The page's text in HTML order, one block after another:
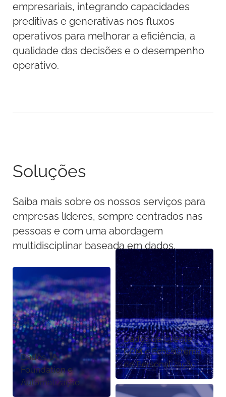
empresariais, integrando capacidades
preditivas e generativas nos fluxos
operativos para melhorar a eficiência, a
qualidade das decisões e o desempenho
operativo.
Soluções
Saiba mais sobre os nossos serviços para
empresas líderes, sempre centrados nas
pessoas e com uma abordagem
multidisciplinar baseada em dados.
Dados, IA
Foundation e
Automatização
Dados de Cliente,
CRM e Ecossistema
de Personalização